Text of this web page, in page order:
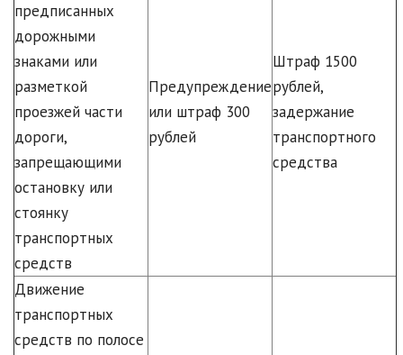
предписанных
дорожными
знаками или
разметкой
проезжей части
дороги,
запрещающими
остановку или
стоянку
транспортных
средств
Предупреждение
или штраф 300
рублей
Штраф 1500
рублей,
задержание
транспортного
средства
Движение
транспортных
средств по полосе